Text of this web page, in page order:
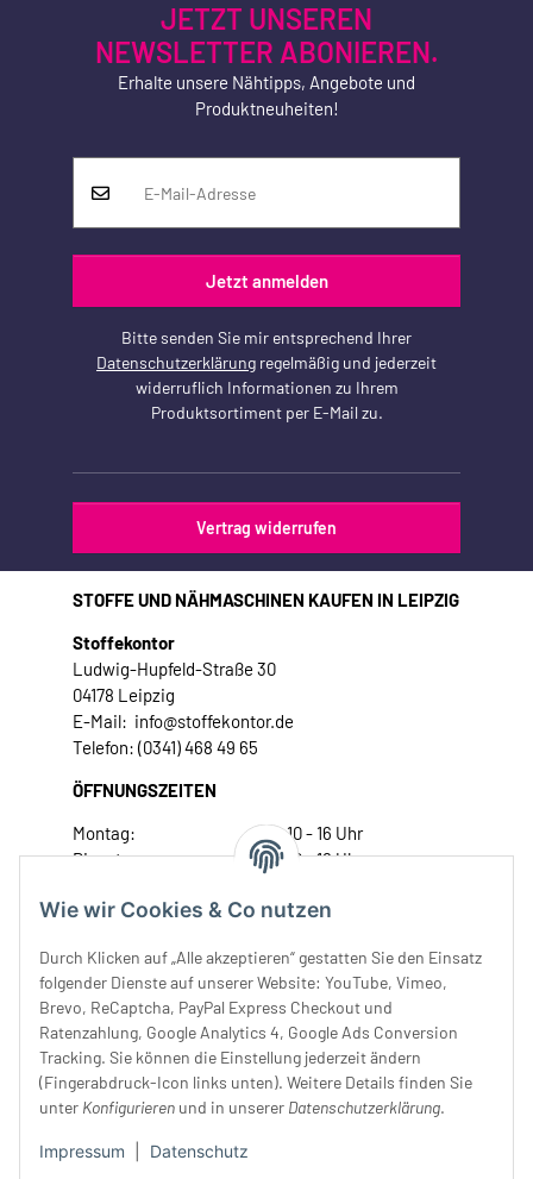
Wie wir Cookies & Co nutzen
Durch Klicken auf „Alle akzeptieren“ gestatten Sie den Einsatz
folgender Dienste auf unserer Website: YouTube, Vimeo,
Brevo, ReCaptcha, PayPal Express Checkout und
Ratenzahlung, Google Analytics 4, Google Ads Conversion
Tracking. Sie können die Einstellung jederzeit ändern
(Fingerabdruck-Icon links unten). Weitere Details finden Sie
unter Konfigurieren und in unserer Datenschutzerklärung.
Impressum Datenschutz
JETZT UNSEREN
NEWSLETTER ABONIEREN.
Erhalte unsere Nähtipps, Angebote und
Produktneuheiten!
Jetzt anmelden
Bitte senden Sie mir entsprechend Ihrer
Datenschutzerklärung regelmäßig und jederzeit
widerruflich Informationen zu Ihrem
Produktsortiment per E-Mail zu.
Vertrag widerrufen
STOFFE UND NÄHMASCHINEN KAUFEN IN LEIPZIG
Stoffekontor
Ludwig-Hupfeld-Straße 30
04178 Leipzig
E-Mail: info@stoffekontor.de
Telefon: (0341) 468 49 65
ÖFFNUNGSZEITEN
Montag:
10 - 16 Uhr
Dienstag:
10 - 16 Uhr
Donnerstag:
10 - 18 Uhr
Samstag:
10 - 14 Uhr
Unser Service
Rechtliches